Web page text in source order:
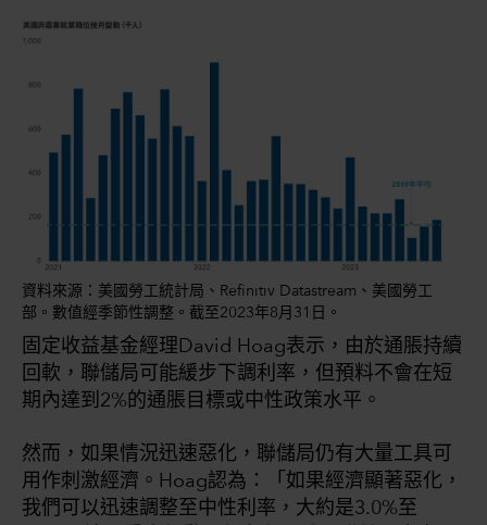
資料來源：美國勞工統計局、Refinitiv Datastream、美國勞工
部。數值經季節性調整。截至2023年8月31日。
固定收益基金經理David Hoag表示，由於通脹持續
回軟，聯儲局可能緩步下調利率，但預料不會在短
期內達到2%的通脹目標或中性政策水平。
然而，如果情況迅速惡化，聯儲局仍有大量工具可
用作刺激經濟。Hoag認為：「如果經濟顯著惡化，
我們可以迅速調整至中性利率，大約是3.0%至